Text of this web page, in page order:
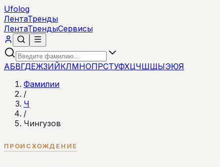
Ufolog
ЛентаТренды
ЛентаТрендыСервисы
АБВГДЕЖЗИЙКЛМНОПРСТУФХЦЧШЩЫЭЮЯ
Фамилии
/
Ч
/
Чингузов
ПРОИСХОЖДЕНИЕ